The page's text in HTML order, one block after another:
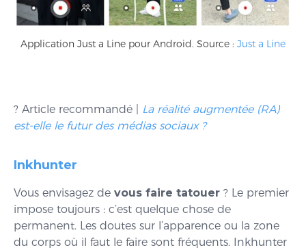
Application Just a Line pour Android. Source : Just a Line
? Article recommandé | La réalité augmentée (RA)
est-elle le futur des médias sociaux ?
Inkhunter
Vous envisagez de vous faire tatouer ? Le premier
impose toujours : c’est quelque chose de
permanent. Les doutes sur l’apparence ou la zone
du corps où il faut le faire sont fréquents. Inkhunter